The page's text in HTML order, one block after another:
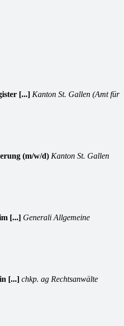
[...] Kanton St. Gallen (Amt für
(m/w/d) Kanton St. Gallen
[...] Generali Allgemeine
[...] chkp. ag Rechtsanwälte